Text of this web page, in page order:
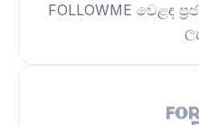
FOLLOWME වෙළඳ